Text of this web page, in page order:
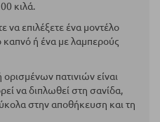
κιλά.
να επιλέξετε ένα μοντέλο
καπνό ή ένα με λαμπερούς
πατινιών είναι
να διπλωθεί στη σανίδα,
στην αποθήκευση και τη